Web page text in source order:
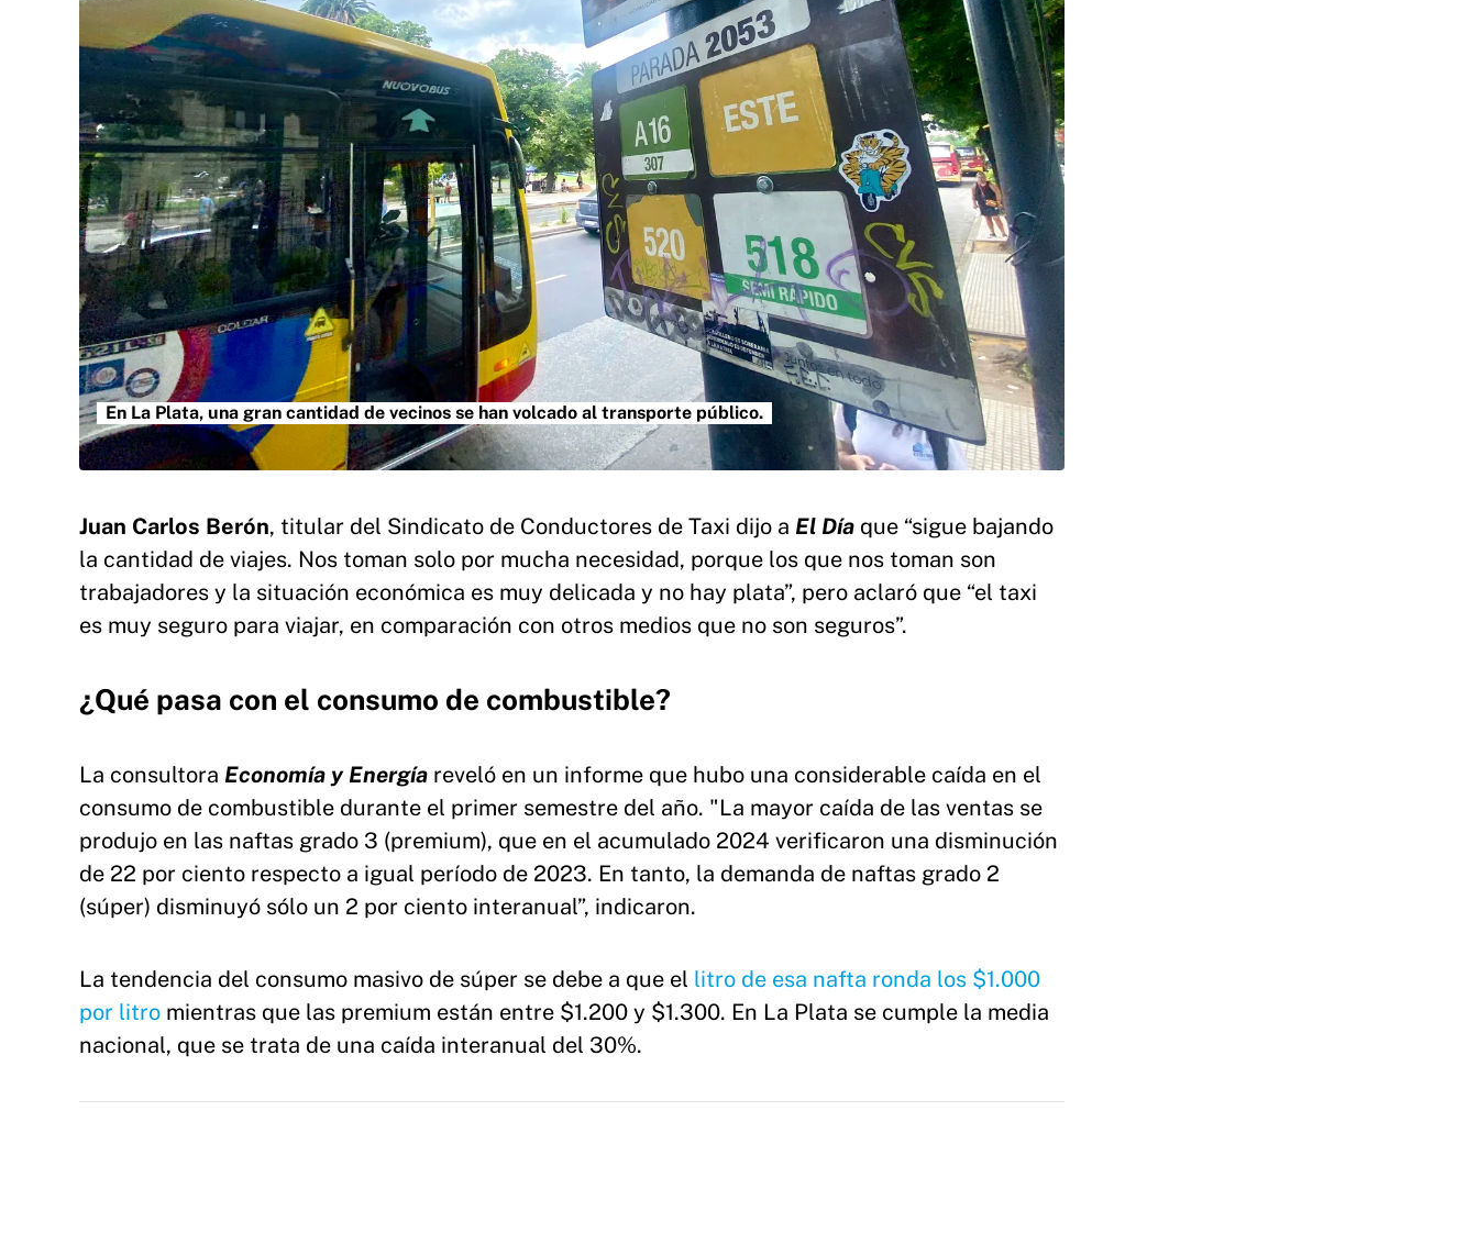
En La Plata, una gran cantidad de vecinos se han volcado al transporte público.
Juan Carlos Berón, titular del Sindicato de Conductores de Taxi dijo a El Día que “sigue bajando
la cantidad de viajes. Nos toman solo por mucha necesidad, porque los que nos toman son
trabajadores y la situación económica es muy delicada y no hay plata”, pero aclaró que “el taxi
es muy seguro para viajar, en comparación con otros medios que no son seguros”.
¿Qué pasa con el consumo de combustible?
La consultora Economía y Energía reveló en un informe que hubo una considerable caída en el
consumo de combustible durante el primer semestre del año. "La mayor caída de las ventas se
produjo en las naftas grado 3 (premium), que en el acumulado 2024 verificaron una disminución
de 22 por ciento respecto a igual período de 2023. En tanto, la demanda de naftas grado 2
(súper) disminuyó sólo un 2 por ciento interanual”, indicaron.
La tendencia del consumo masivo de súper se debe a que el litro de esa nafta ronda los $1.000
por litro mientras que las premium están entre $1.200 y $1.300. En La Plata se cumple la media
nacional, que se trata de una caída interanual del 30%.